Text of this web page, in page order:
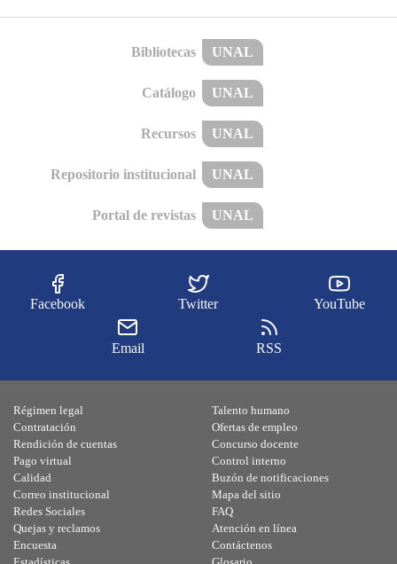
Bibliotecas UNAL
Catálogo UNAL
Recursos UNAL
Repositorio institucional UNAL
Portal de revistas UNAL
Facebook Twitter YouTube
Email RSS
Régimen legal
Contratación
Rendición de cuentas
Pago virtual
Calidad
Talento humano
Ofertas de empleo
Concurso docente
Control interno
Buzón de notificaciones
Correo institucional
Redes Sociales
Quejas y reclamos
Encuesta
Mapa del sitio
FAQ
Atención en línea
Contáctenos